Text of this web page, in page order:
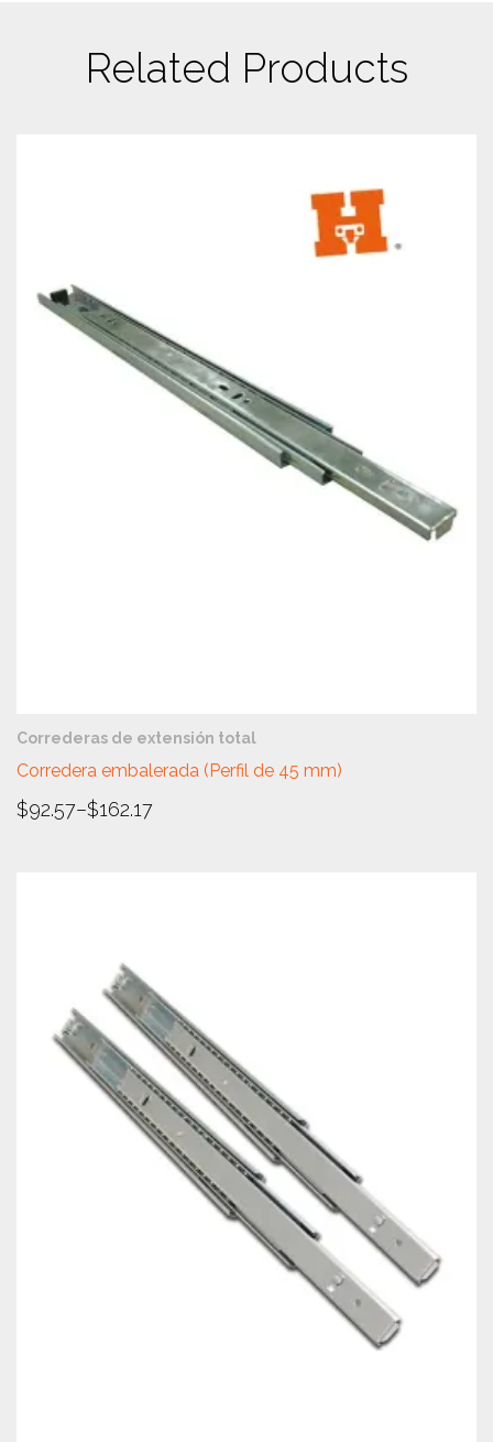
Related Products
Correderas de extensión total
Corredera embalerada (Perfil de 45 mm)
$92.57–$162.17